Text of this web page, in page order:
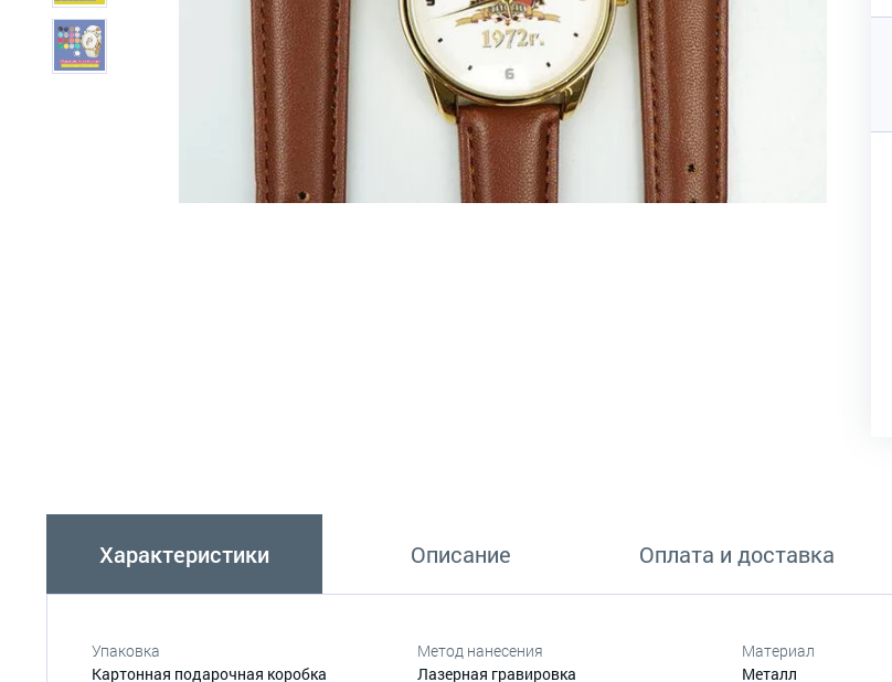
Характеристики Описание Оплата и доставка
Упаковка
Картонная подарочная коробка
Метод нанесения
Лазерная гравировка
Материал
Металл